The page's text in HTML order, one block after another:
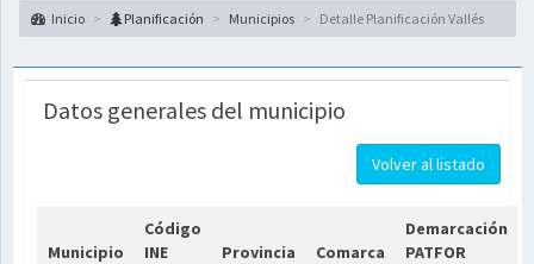
Inicio Planificación Municipios Detalle Planificación Vallés
Datos generales del municipio
Volver al listado
Municipio
Código
INE
Provincia Comarca
Demarcación
PATFOR